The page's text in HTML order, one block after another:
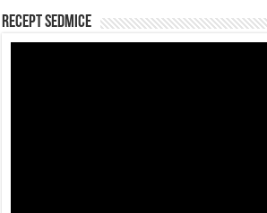
Recept sedmice